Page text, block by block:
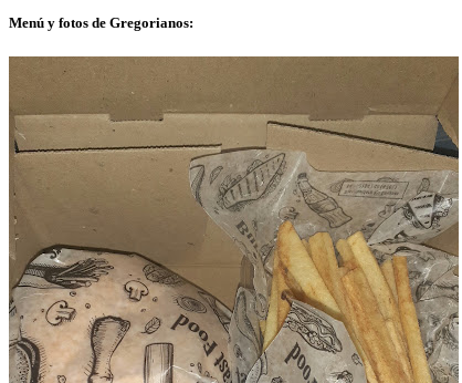
Menú y fotos de Gregorianos: